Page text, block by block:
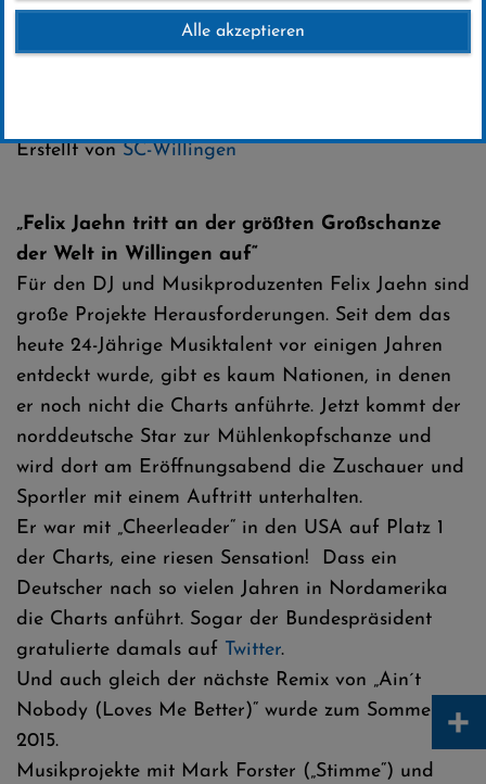
Eröffnungsfeier auf
Erstellt vonSC-Willingen
„Felix Jaehn tritt an der größten Großschanze
der Welt in Willingen auf“
Für den DJ und Musikproduzenten Felix Jaehn sind
große Projekte Herausforderungen. Seit dem das
heute 24-Jährige Musiktalent vor einigen Jahren
entdeckt wurde, gibt es kaum Nationen, in denen
er noch nicht die Charts anführte. Jetzt kommt der
norddeutsche Star zur Mühlenkopfschanze und
wird dort am Eröffnungsabend die Zuschauer und
Sportler mit einem Auftritt unterhalten.
Er war mit „Cheerleader“ in den USA auf Platz 1
der Charts, eine riesen Sensation! Dass ein
Deutscher nach so vielen Jahren in Nordamerika
die Charts anführt. Sogar der Bundespräsident
gratulierte damals auf Twitter.
Und auch gleich der nächste Remix von „Ain´t
Nobody (Loves Me Better)“ wurde zum Sommerhit
2015.
Musikprojekte mit Mark Forster („Stimme“) und
Alle akzeptieren
+